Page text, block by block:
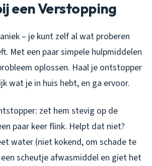
een Verstopping
– je kunt zelf al wat proberen
Met een paar simpele hulpmiddelen
oplossen. Haal je ontstopper
wat je in huis hebt, en ga ervoor.
zet hem stevig op de
paar keer flink. Helpt dat niet?
water (niet kokend, om schade te
scheutje afwasmiddel en giet het